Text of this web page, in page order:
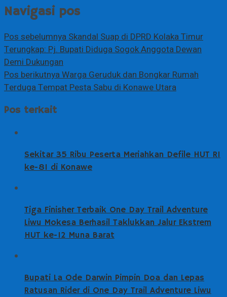
Navigasi pos
Pos sebelumnyaSkandal Suap di DPRD Kolaka Timur
Terungkap: Pj. Bupati Diduga Sogok Anggota Dewan
Demi Dukungan
Pos berikutnyaWarga Geruduk dan Bongkar Rumah
Terduga Tempat Pesta Sabu di Konawe Utara
Pos terkait
Sekitar 35 Ribu Peserta Meriahkan Defile HUT RI
ke-81 di Konawe
Tiga Finisher Terbaik One Day Trail Adventure
Liwu Mokesa Berhasil Taklukkan Jalur Ekstrem
HUT ke-12 Muna Barat
Bupati La Ode Darwin Pimpin Doa dan Lepas
Ratusan Rider di One Day Trail Adventure Liwu